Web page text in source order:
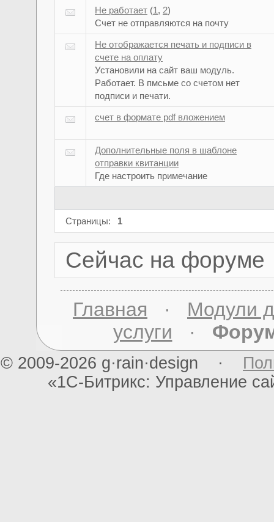
Не работает (1, 2)
Счет не отправляются на почту
Не отображается печать и подписи в
счете на оплату
Установили на сайт ваш модуль.
Работает. В пмсьме со счетом нет
подписи и печати.
счет в формате pdf вложением
Дополнительные поля в шаблоне
отправки квитанции
Где настроить примечание
Страницы: 1
Сейчас на форуме
Главная · Модули
услуги ·
© 2009-2026 g·rain·design ·
«1С-Битрикс: Управление